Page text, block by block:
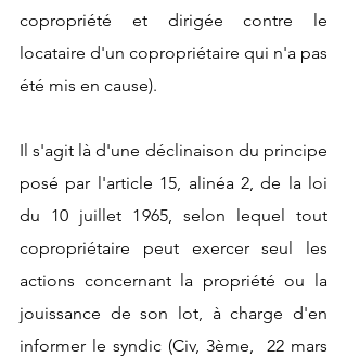
copropriété et dirigée contre le
locataire d'un copropriétaire qui n'a pas
été mis en cause).
Il s'agit là d'une déclinaison du principe
posé par l'article 15, alinéa 2, de la loi
du 10 juillet 1965, selon lequel tout
copropriétaire peut exercer seul les
actions concernant la propriété ou la
jouissance de son lot, à charge d'en
informer le syndic (Civ, 3ème,  22 mars